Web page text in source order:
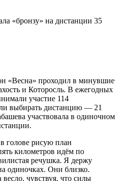
«бронзу» на дистанции 35
«Весна» проходил в минувшие
и Которосль. В ежегодных
участие 114
выбирать дистанцию — 21
участвовала в одиночном
голове рисую план
километров идём по
речушка. Я держу
одиночках. Они близко.
чувствуя, что силы